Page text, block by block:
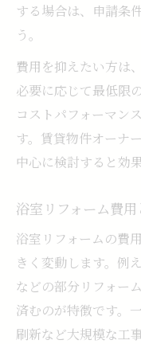
する場合は、申請条
う。
費用を抑えたい方は
必要に応じて最低限
コストパフォーマン
す。賃貸物件オーナ
中心に検討すると効
浴室リフォーム費
浴室リフォームの費
きく変動します。例
などの部分リフォー
済むのが特徴です。
刷新など大規模な工